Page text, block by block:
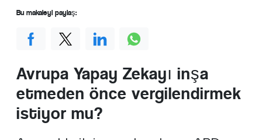
Avrupa Yapay Zekayı inşa
etmeden önce vergilendirmek
istiyor mu?
Bu makaleyi paylaş: